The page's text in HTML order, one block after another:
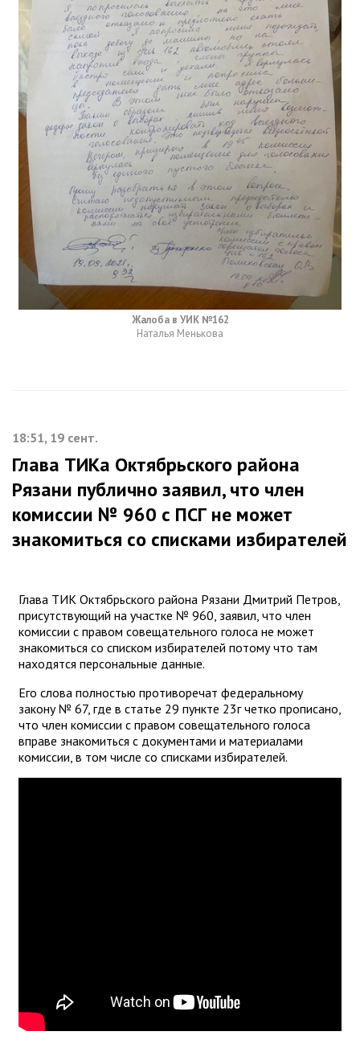
Жалоба в УИК №162
Наталья Менькова
18:51, 19 сент.
Глава ТИКа Октябрьского района
Рязани публично заявил, что член
комиссии № 960 с ПСГ не может
знакомиться со списками избирателей
Глава ТИК Октябрьского района Рязани Дмитрий Петров,
присутствующий на участке № 960, заявил, что член
комиссии с правом совещательного голоса не может
знакомиться со списком избирателей потому что там
находятся персональные данные.
Его слова полностью противоречат федеральному
закону № 67, где в статье 29 пункте 23г четко прописано,
что член комиссии с правом совещательного голоса
вправе знакомиться с документами и материалами
комиссии, в том числе со списками избирателей.